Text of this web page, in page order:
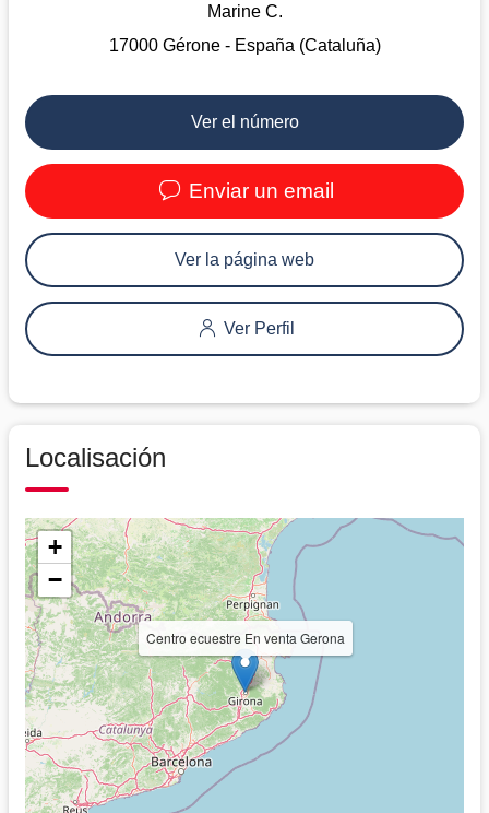
Marine C.
17000 Gérone - España (Cataluña)
Ver el número
Enviar un email
Ver la página web
Ver Perfil
Localisación
Centro ecuestre En venta Gerona
+
−